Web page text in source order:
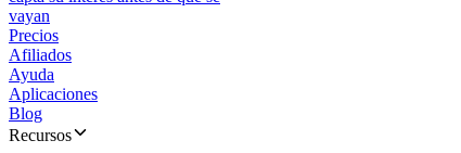
vayan
Precios
Afiliados
Ayuda
Aplicaciones
Blog
Recursos